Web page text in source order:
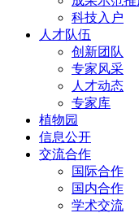
科技入户
人才队伍
创新团队
专家风采
人才动态
专家库
植物园
信息公开
交流合作
国际合作
国内合作
学术交流